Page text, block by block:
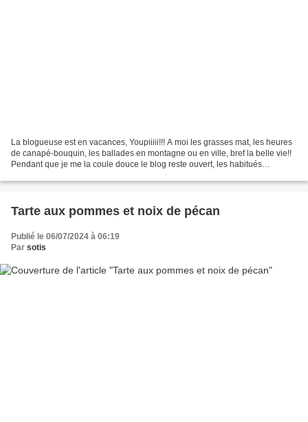
La blogueuse est en vacances, Youpiiiii!!! A moi les grasses mat, les heures
de canapé-bouquin, les ballades en montagne ou en ville, bref la belle vie!!
Pendant que je me la coule douce le blog reste ouvert, les habitués
Tarte aux pommes et noix de pécan
Publié le 06/07/2024 à 06:19
Par sotis